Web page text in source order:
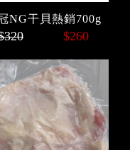
NG干貝熱銷700g
$260